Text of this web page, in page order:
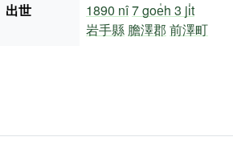
出世 1890 nî7 goe̍h 3 ji̍t
岩手縣 膽澤郡 前澤町